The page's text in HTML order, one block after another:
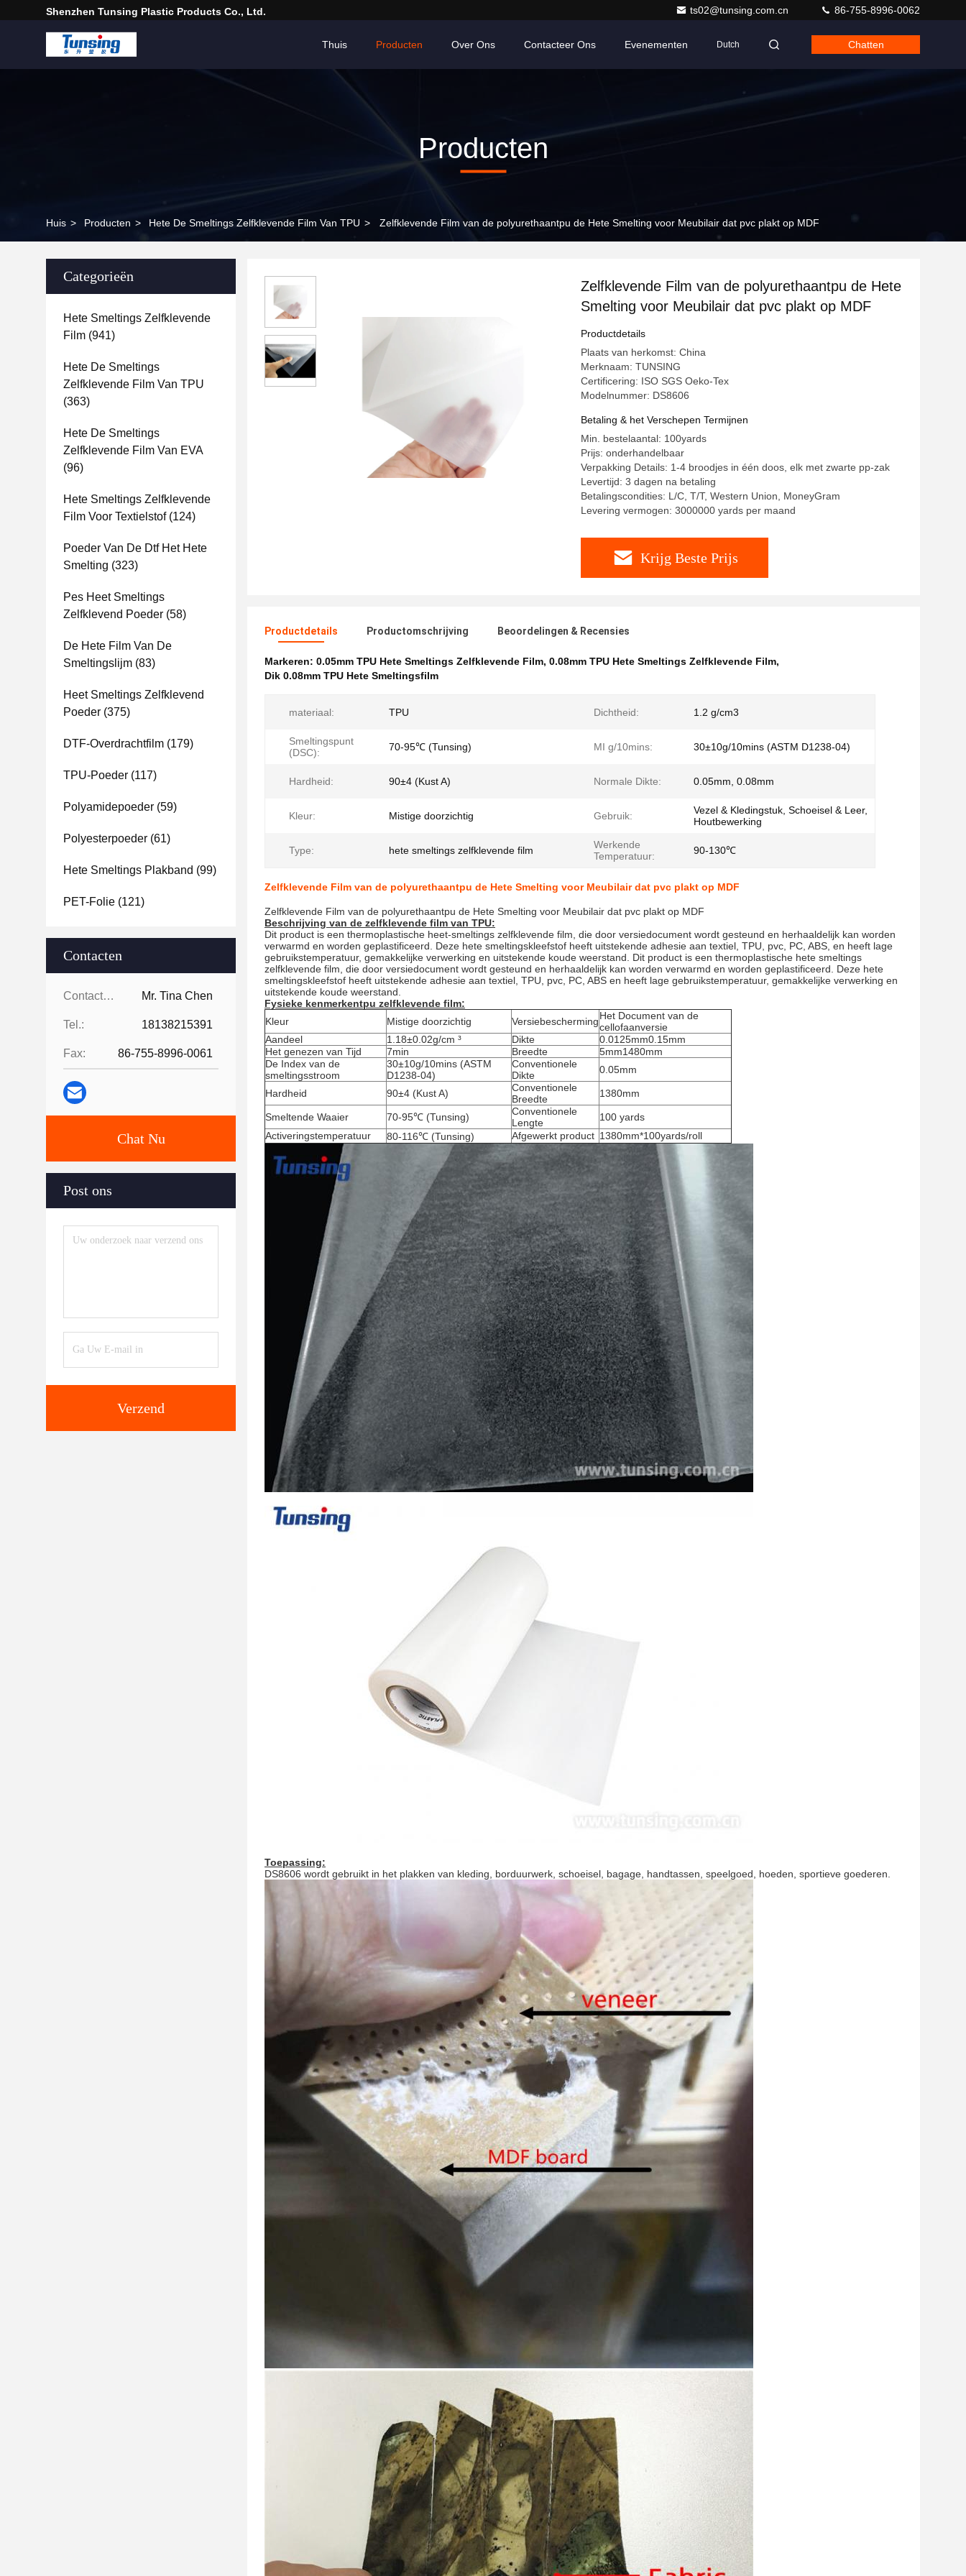
Shenzhen Tunsing Plastic Products Co., Ltd. ts02@tunsing.com.cn 86-755-8996-0062
Thuis Producten Over Ons Contacteer Ons Evenementen Dutch Chatten
Producten
Huis > Producten > Hete De Smeltings Zelfklevende Film Van TPU > Zelfklevende Film van de polyurethaantpu de Hete Smelting voor Meubilair dat pvc plakt op MDF
Categorieën
Hete Smeltings Zelfklevende
Film (941)
Hete De Smeltings
Zelfklevende Film Van TPU
(363)
Hete De Smeltings
Zelfklevende Film Van EVA
(96)
Hete Smeltings Zelfklevende
Film Voor Textielstof(124)
Poeder Van De Dtf Het Hete
Smelting (323)
Pes Heet Smeltings
Zelfklevend Poeder (58)
De Hete Film Van De
Smeltingslijm (83)
Heet Smeltings Zelfklevend
Poeder (375)
DTF-Overdrachtfilm (179)
TPU-Poeder (117)
Polyamidepoeder (59)
Polyesterpoeder (61)
Hete Smeltings Plakband (99)
PET-Folie (121)
Contacten
Contacten: Mr. Tina Chen
Tel.: 18138215391
Fax: 86-755-8996-0061
Chat Nu
Post ons
Verzend
Zelfklevende Film van de polyurethaantpu de Hete
Smelting voor Meubilair dat pvc plakt op MDF
Productdetails
Plaats van herkomst: China
Merknaam: TUNSING
Certificering: ISO SGS Oeko-Tex
Modelnummer: DS8606
Betaling & het Verschepen Termijnen
Min. bestelaantal: 100yards
Prijs: onderhandelbaar
Verpakking Details: 1-4 broodjes in één doos, elk met zwarte pp-zak
Levertijd: 3 dagen na betaling
Betalingscondities: L/C, T/T, Western Union, MoneyGram
Levering vermogen: 3000000 yards per maand
Krijg Beste Prijs
Productdetails Productomschrijving Beoordelingen & Recensies
Markeren: 0.05mm TPU Hete Smeltings Zelfklevende Film, 0.08mm TPU Hete Smeltings Zelfklevende Film,
Dik 0.08mm TPU Hete Smeltingsfilm
materiaal: TPU Dichtheid: 1.2 g/cm3
Smeltingspunt
(DSC):
70-95℃ (Tunsing) MI g/10mins: 30±10g/10mins (ASTM D1238-04)
Hardheid: 90±4 (Kust A) Normale Dikte: 0.05mm, 0.08mm
Kleur: Mistige doorzichtig Gebruik:
Vezel & Kledingstuk, Schoeisel & Leer,
Houtbewerking
Type: hete smeltings zelfklevende film
Werkende
Temperatuur:
90-130℃
Zelfklevende Film van de polyurethaantpu de Hete Smelting voor Meubilair dat pvc plakt op MDF
Zelfklevende Film van de polyurethaantpu de Hete Smelting voor Meubilair dat pvc plakt op MDF
Beschrijving van de zelfklevende film van TPU:
Dit product is een thermoplastische heet-smeltings zelfklevende film, die door versiedocument wordt gesteund en herhaaldelijk kan worden
verwarmd en worden geplastificeerd. Deze hete smeltingskleefstof heeft uitstekende adhesie aan textiel, TPU, pvc, PC, ABS, en heeft lage
gebruikstemperatuur, gemakkelijke verwerking en uitstekende koude weerstand. Dit product is een thermoplastische hete smeltings
zelfklevende film, die door versiedocument wordt gesteund en herhaaldelijk kan worden verwarmd en worden geplastificeerd. Deze hete
smeltingskleefstof heeft uitstekende adhesie aan textiel, TPU, pvc, PC, ABS en heeft lage gebruikstemperatuur, gemakkelijke verwerking en
uitstekende koude weerstand.
Fysieke kenmerkentpu zelfklevende film:
Kleur
Mistige doorzichtig VersiebeschermingHet Document van de
cellofaanversie
Aandeel
1.18±0.02g/cm ³ Dikte
0.0125mm0.15mm
Het genezen van Tijd
7min Breedte
5mm1480mm
De Index van de
smeltingsstroom
30±10g/10mins (ASTM
D1238-04)
Conventionele
Dikte
0.05mm
Hardheid 90±4 (Kust A)
Conventionele
Breedte
1380mm
Smeltende Waaier 70-95℃ (Tunsing)
Conventionele
Lengte
100 yards
Activeringstemperatuur
80-116℃ (Tunsing) Afgewerkt product 1380mm*100yards/roll
Toepassing:
DS8606 wordt gebruikt in het plakken van kleding, borduurwerk, schoeisel, bagage, handtassen, speelgoed, hoeden, sportieve goederen.